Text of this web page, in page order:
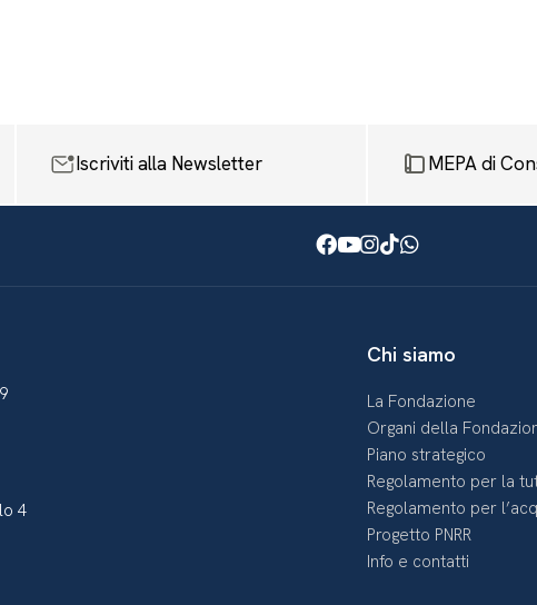
Iscriviti alla Newsletter MEPA di
Facebook
Youtube
Instagram
TikTok
WhatsApp
4
Chi siamo
La Fondazione
Organi della
Piano strategico
Regolamento per la
Regolamento per
Progetto PNRR
Info e contatti